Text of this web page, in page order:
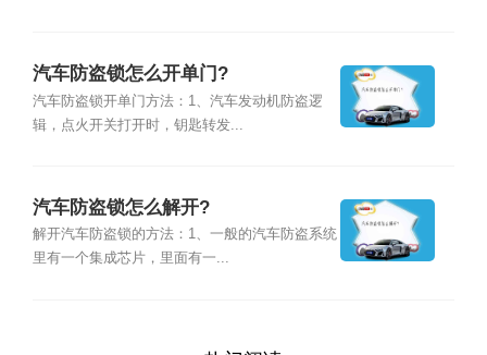
汽车防盗锁怎么开单门?
汽车防盗锁开单门方法：1、汽车发动机防盗逻
辑，点火开关打开时，钥匙转发...
汽车防盗锁怎么解开?
解开汽车防盗锁的方法：1、一般的汽车防盗系统
里有一个集成芯片，里面有一...